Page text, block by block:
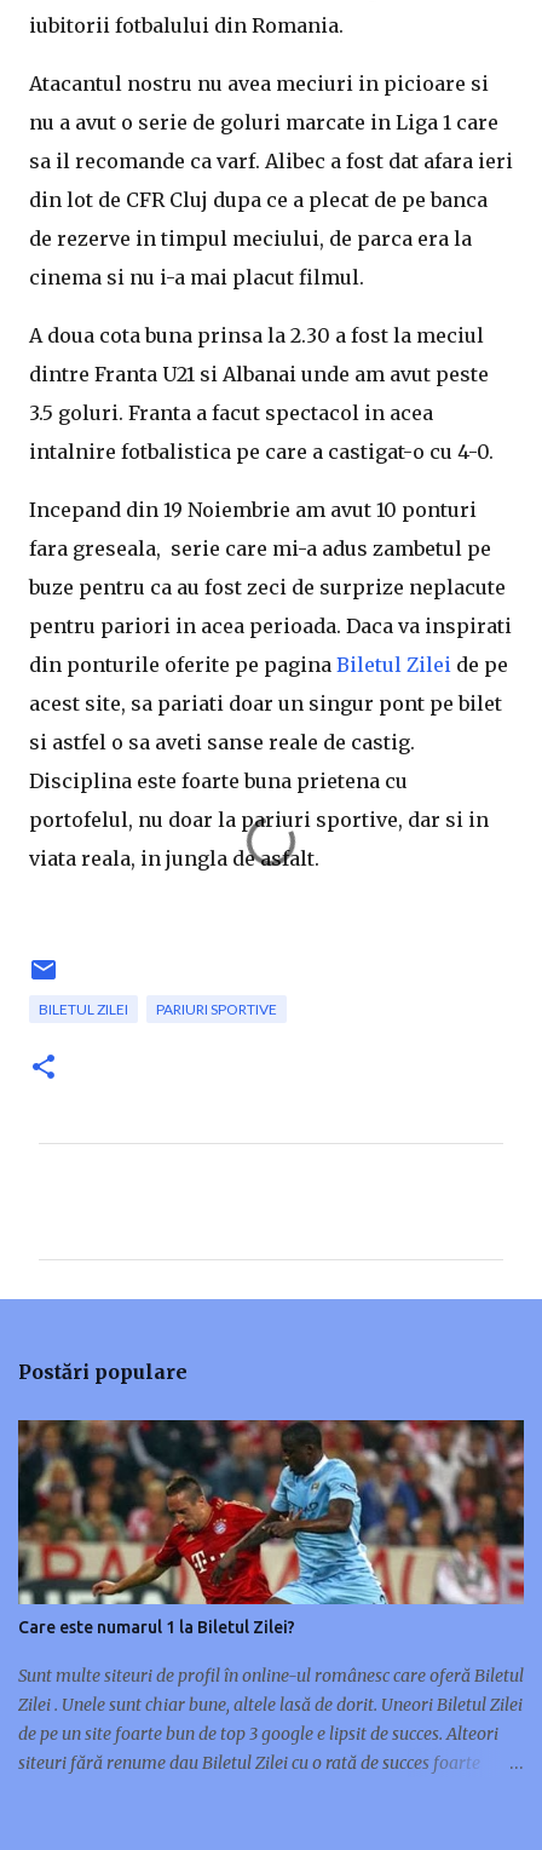
iubitorii fotbalului din Romania.
Atacantul nostru nu avea meciuri in picioare si
nu a avut o serie de goluri marcate in Liga 1 care
sa il recomande ca varf. Alibec a fost dat afara ieri
din lot de CFR Cluj dupa ce a plecat de pe banca
de rezerve in timpul meciului, de parca era la
cinema si nu i-a mai placut filmul.
A doua cota buna prinsa la 2.30 a fost la meciul
dintre Franta U21 si Albanai unde am avut peste
3.5 goluri. Franta a facut spectacol in acea
intalnire fotbalistica pe care a castigat-o cu 4-0.
Incepand din 19 Noiembrie am avut 10 ponturi
fara greseala, serie care mi-a adus zambetul pe
buze pentru ca au fost zeci de surprize neplacute
pentru pariori in acea perioada. Daca va inspirati
din ponturile oferite pe pagina Biletul Zilei de pe
acest site, sa pariati doar un singur pont pe bilet
si astfel o sa aveti sanse reale de castig.
Disciplina este foarte buna prietena cu
portofelul, nu doar la pariuri sportive, dar si in
viata reala, in jungla de asfalt.
BILETUL ZILEI PARIURI SPORTIVE
n
a
r
i
i
Postări populare
Care este numarul 1 la Biletul Zilei?
Sunt multe siteuri de profil în online-ul românesc care oferă Biletul
Zilei . Unele sunt chiar bune, altele lasă de dorit. Uneori Biletul Zilei
de pe un site foarte bun de top 3 google e lipsit de succes. Alteori
siteuri fără renume dau Biletul Zilei cu o rată de succes foarte